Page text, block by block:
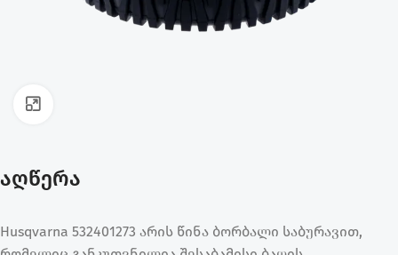
აღწერა
Husqvarna 532401273 არის წინა ბორბალი საბურავით,